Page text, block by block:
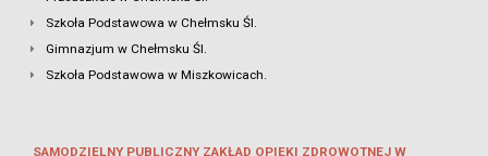
Szkoła Podstawowa w Chełmsku Śl.
Gimnazjum w Chełmsku Śl.
Szkoła Podstawowa w Miszkowicach.
SAMODZIELNY PUBLICZNY ZAKŁAD OPIEKI ZDROWOTNEJ W